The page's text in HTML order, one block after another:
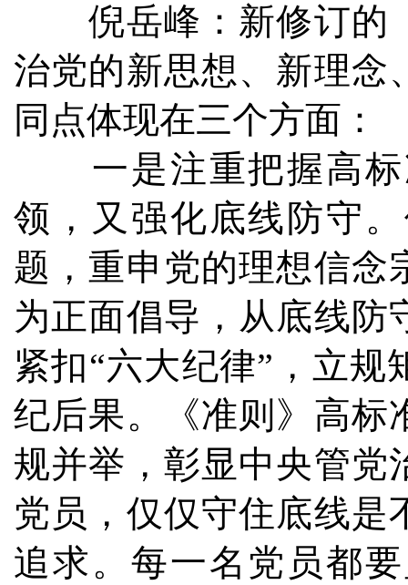
倪岳峰：新修订的
治党的新思想、新理念
同点体现在三个方面：
一是注重把握高标
领，又强化底线防守
题，重申党的理想信念
为正面倡导，从底线防
紧扣“六大纪律”，立
纪后果。《准则》高标
规并举，彰显中央管党
党员，仅仅守住底线是
追求。每一名党员都